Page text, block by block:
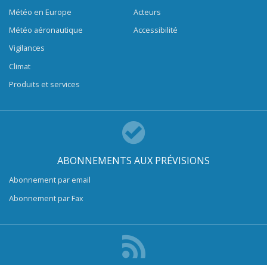
Météo en Europe
Météo aéronautique
Vigilances
Climat
Produits et services
Acteurs
Accessibilité
ABONNEMENTS AUX PRÉVISIONS
Abonnement par email
Abonnement par Fax